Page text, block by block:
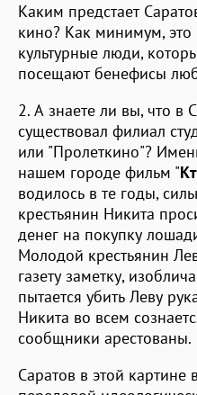
Каким предстает
кино? Как минимум, это
культурные люди,
посещают бенефисы
2. А знаете ли вы, что в
существовал филиал
или "Пролеткино"?
нашем городе фильм "
водилось в те годы,
крестьянин Никита
денег на покупку
Молодой крестьянин
газету заметку,
пытается убить Леву
Никита во всем
сообщники арестованы.
Саратов в этой картине